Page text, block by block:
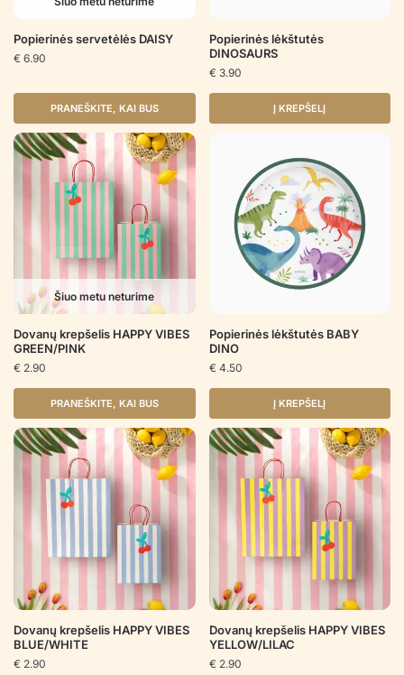
Popierinės servetėlės DAISY
€ 6.90
PRANEŠKITE, KAI BUS
Popierinės lėkštutės
DINOSAURS
€ 3.90
Į KREPŠELĮ
Šiuo metu neturime
Dovanų krepšelis HAPPY VIBES
GREEN/PINK
€ 2.90
PRANEŠKITE, KAI BUS
Popierinės lėkštutės BABY
DINO
€ 4.50
Į KREPŠELĮ
Dovanų krepšelis HAPPY VIBES
BLUE/WHITE
€ 2.90
Dovanų krepšelis HAPPY VIBES
YELLOW/LILAC
€ 2.90